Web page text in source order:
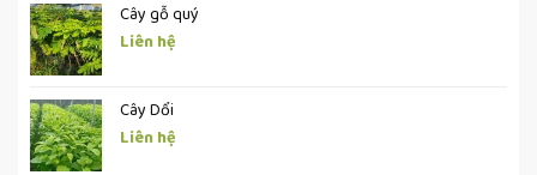
Cây gỗ quý
Liên hệ
Cây Dổi
Liên hệ